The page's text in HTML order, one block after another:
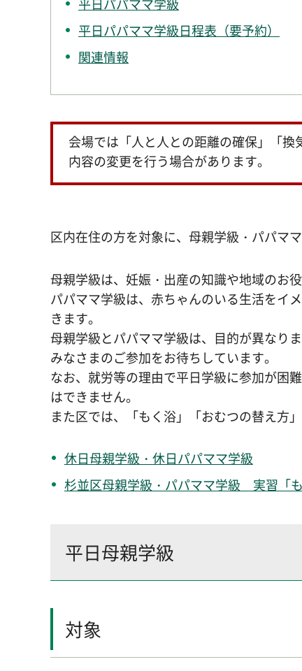
平日パパママ学級
平日パパママ学級日程表（要予約）
関連情報
会場では「人と人との距離の確保」「
内容の変更を行う場合があります。
区内在住の方を対象に、母親学級・パパマ
母親学級は、妊娠・出産の知識や地域のお
パパママ学級は、赤ちゃんのいる生活をイ
きます。
母親学級とパパママ学級は、目的が異なり
みなさまのご参加をお待ちしています。
なお、就労等の理由で平日学級に参加が困
はできません。
また区では、「もく浴」「おむつの替え方
休日母親学級・休日パパママ学級
杉並区母親学級・パパママ学級 実習「
平日母親学級
対象